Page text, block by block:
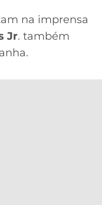
na imprensa
Jr. também